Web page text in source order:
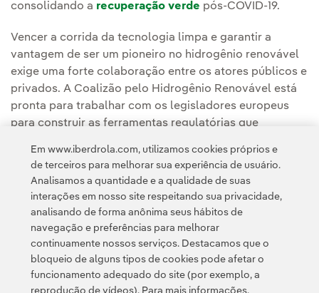
consolidando a recuperação verde pós-COVID-19.
Vencer a corrida da tecnologia limpa e garantir a
vantagem de ser um pioneiro no hidrogênio renovável
exige uma forte colaboração entre os atores públicos e
privados. A Coalizão pelo Hidrogênio Renovável está
pronta para trabalhar com os legisladores europeus
para construir as ferramentas regulatórias que
Política de Privacidade Informação legal
Transparência no uso da IA Política de cookies Configuração de cookies
Acessibilidade Canal de denúncias
Em www.iberdrola.com, utilizamos cookies próprios e
de terceiros para melhorar sua experiência de usuário.
Analisamos a quantidade e a qualidade de suas
interações em nosso site respeitando sua privacidade,
analisando de forma anônima seus hábitos de
navegação e preferências para melhorar
continuamente nossos serviços. Destacamos que o
bloqueio de alguns tipos de cookies pode afetar o
funcionamento adequado do site (por exemplo, a
reprodução de vídeos). Para mais informações,